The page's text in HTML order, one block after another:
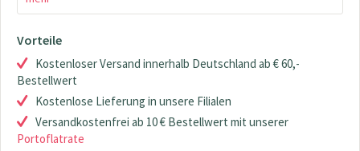
Vorteile
Kostenloser Versand innerhalb Deutschland ab € 60,-
Bestellwert
Kostenlose Lieferung in unsere Filialen
Versandkostenfrei ab 10 € Bestellwert mit unserer
Portoflatrate